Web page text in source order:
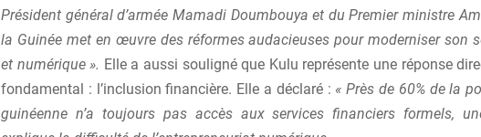
Président général d’armée Mamadi Doumbouya et du Premier ministre
la Guinée met en œuvre des réformes audacieuses pour moderniser son
et numérique ». Elle a aussi souligné que Kulu représente une réponse
fondamental : l’inclusion financière. Elle a déclaré : « Près de 60% de la
guinéenne n’a toujours pas accès aux services financiers formels,